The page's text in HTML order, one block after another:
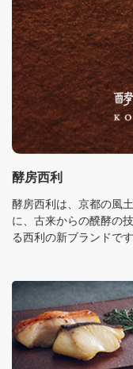
酵房西利
酵房西利は、京都の風
に、古来からの醗酵の
る西利の新ブランドです